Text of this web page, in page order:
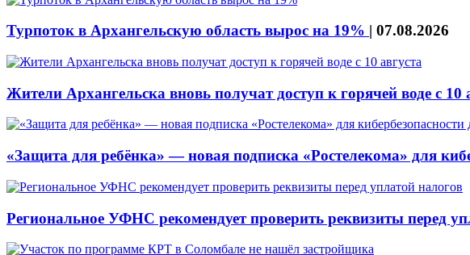
Турпоток в Архангельскую область вырос на 19% | 07.08.2026
Жители Архангельска вновь получат доступ к горячей воде с 10
«Защита для ребёнка» — новая подписка «Ростелекома» для
Региональное УФНС рекомендует проверить реквизиты перед